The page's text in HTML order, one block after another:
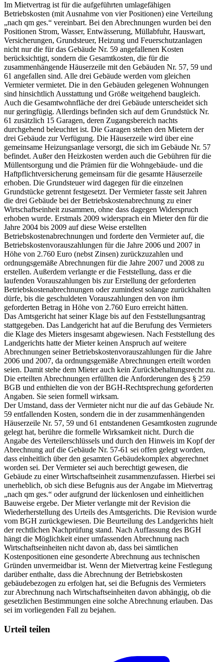
Im Mietvertrag ist für die aufgeführten umlagefähigen
Betriebskosten (mit Ausnahme von vier Positionen) eine Verteilung
„nach qm ges.“ vereinbart. Bei den Abrechnungen wurden bei den
Positionen Strom, Wasser, Entwässerung, Müllabfuhr, Hauswart,
Versicherungen, Grundsteuer, Heizung und Feuerschutzanlagen
nicht nur die für das Gebäude Nr. 59 angefallenen Kosten
berücksichtigt, sondern die Gesamtkosten, die für die
zusammenhängende Häuserzeile mit den Gebäuden Nr. 57, 59 und
61 angefallen sind. Alle drei Gebäude werden vom gleichen
Vermieter vermietet. Die in den Gebäuden gelegenen Wohnungen
sind hinsichtlich Ausstattung und Größe weitgehend baugleich.
Auch die Gesamtwohnfläche der drei Gebäude unterscheidet sich
nur geringfügig. Allerdings befinden sich auf dem Grundstück Nr.
61 zusätzlich 15 Garagen, deren Zugangsbereich nachts
durchgehend beleuchtet ist. Die Garagen stehen den Mietern der
drei Gebäude zur Verfügung. Die Häuserzeile wird über eine
gemeinsame Heizungsanlage versorgt, die sich im Gebäude Nr. 57
befindet. Außer den Heizkosten werden auch die Gebühren für die
Müllentsorgung und die Prämien für die Wohngebäude- und die
Haftpflichtversicherung gemeinsam für die gesamte Häuserzeile
erhoben. Die Grundsteuer wird dagegen für die einzelnen
Grundstücke getrennt festgesetzt. Der Vermieter fasste seit Jahren
die drei Gebäude bei der Betriebskostenabrechnung zu einer
Wirtschaftseinheit zusammen, ohne dass dagegen Widerspruch
erhoben wurde. Erstmals 2009 widersprach ein Mieter den für die
Jahre 2004 bis 2009 auf diese Weise erstellten
Betriebskostenabrechnungen und forderte den Vermieter auf, die
Betriebskostenvorauszahlungen für die Jahre 2006 und 2007 in
Höhe von 2.760 Euro (nebst Zinsen) zurückzuzahlen und
ordnungsgemäße Abrechnungen für die Jahre 2007 und 2008 zu
erstellen. Außerdem verlangte er die Feststellung, dass er die
laufenden Vorauszahlungen bis zur Erstellung der geforderten
Betriebskostenabrechnungen oder zumindest solange zurückhalten
dürfe, bis die geschuldeten Vorauszahlungen den von ihm
geforderten Betrag in Höhe von 2.760 Euro erreicht hätten.
Das Amtsgericht hat seiner Klage bis auf den Feststellungsantrag
stattgegeben. Das Landgericht hat auf die Berufung des Vermieters
die Klage des Mieters insgesamt abgewiesen. Nach Feststellung des
Landgerichts hatte der Mieter keinen Anspruch auf weitere
Abrechnungen seiner Betriebskostenvorauszahlungen für die Jahre
2006 und 2007, da ordnungsgemäße Abrechnungen erteilt worden
seien. Damit stehe dem Mieter auch kein Zurückbehaltungsrecht zu.
Die erteilten Abrechnungen erfüllten die Anforderungen des § 259
BGB und enthielten die von der BGH-Rechtsprechung geforderten
Angaben. Sie seien formell wirksam.
Der Umstand, dass der Vermieter nicht nur die auf das Gebäude Nr.
59 entfallenden Kosten, sondern die in der zusammenhängenden
Häuserzeile Nr. 57, 59 und 61 entstandenen Gesamtkosten zugrunde
gelegt hat, berühre die formelle Wirksamkeit nicht. Durch die
Angabe des Verteilerschlüssels und durch den Hinweis im Kopf der
Abrechnung auf die Gebäude Nr. 57-61 sei offen gelegt worden,
dass einheitlich über den gesamten Gebäudekomplex abgerechnet
worden sei. Der Vermieter sei auch berechtigt gewesen, die
Gebäude zu einer Wirtschaftseinheit zusammenzufassen. Hierbei sei
unerheblich, ob sich diese Befugnis aus der Angabe im Mietvertrag
„nach qm ges.“ oder aufgrund der lückenlosen und einheitlichen
Bauweise ergebe. Der Mieter verlangte mit der Revision die
Wiederherstellung des Urteils des Amtsgerichts. Die Revision wurde
vom BGH zurückgewiesen. Die Beurteilung des Landgerichts hielt
der rechtlichen Nachprüfung stand. Nach Auffassung des BGH
hängt die Möglichkeit einer umfassenden Abrechnung nach
Wirtschaftseinheiten nicht davon ab, dass bei sämtlichen
Kostenpositionen eine gesonderte Abrechnung aus technischen
Gründen unvermeidbar ist. Wenn der Mietvertrag keine Festlegung
darüber enthalte, dass die Abrechnung der Betriebskosten
gebäudebezogen zu erfolgen hat, sei die Befugnis des Vermieters
zur Abrechnung nach Wirtschaftseinheiten davon abhängig, ob die
gesetzlichen Bestimmungen eine solche Abrechnung erlauben. Das
sei im vorliegenden Fall zu bejahen.
Urteil teilen